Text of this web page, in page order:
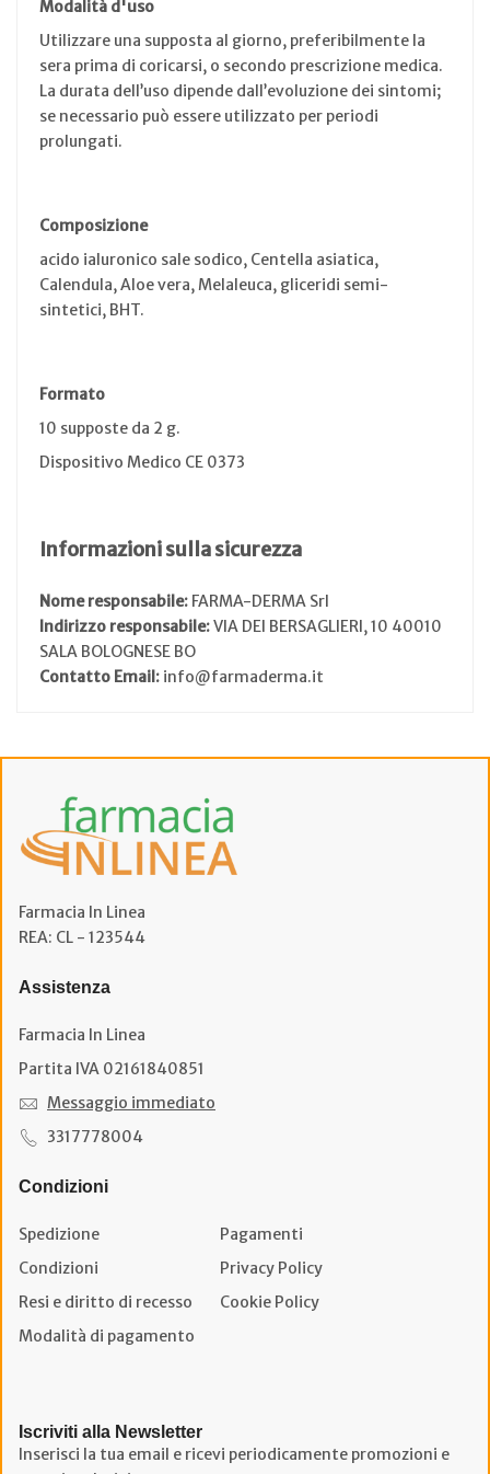
Modalità d'uso
Utilizzare una supposta al giorno, preferibilmente la
sera prima di coricarsi, o secondo prescrizione medica.
La durata dell’uso dipende dall’evoluzione dei sintomi;
se necessario può essere utilizzato per periodi
prolungati.
Composizione
acido ialuronico sale sodico, Centella asiatica,
Calendula, Aloe vera, Melaleuca, gliceridi semi-
sintetici, BHT.
Formato
10 supposte da 2 g.
Dispositivo Medico CE 0373
Informazioni sulla sicurezza
Nome responsabile: FARMA-DERMA Srl
Indirizzo responsabile:VIA DEI BERSAGLIERI, 10 40010
SALA BOLOGNESE BO
Contatto Email: info@farmaderma.it
Farmacia In Linea
REA: CL - 123544
Assistenza
Farmacia In Linea
Partita IVA 02161840851
Messaggio immediato
3317778004
Condizioni
Spedizione
Pagamenti
Condizioni
Privacy Policy
Resi e diritto di recesso
Cookie Policy
Modalità di pagamento
Iscriviti alla Newsletter
Inserisci la tua email e ricevi periodicamente promozioni e